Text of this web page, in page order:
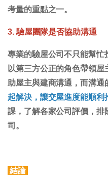
考量的重點之一。
3. 驗屋團隊是否協助溝通
專業的驗屋公司不只能幫忙
以第三方公正的角色帶領
助屋主與建商溝通，而溝通
起解決，讓交屋進度能順利
課，了解各家公司評價，排
司。
結論